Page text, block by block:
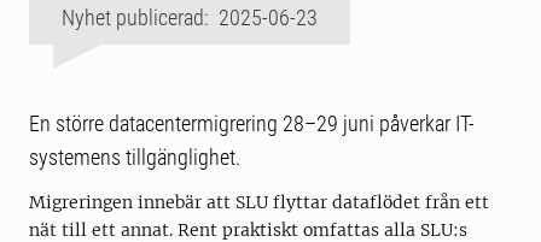
Nyhet publicerad: 2025-06-23
En större datacentermigrering 28–29 juni påverkar IT-
systemens tillgänglighet.
Migreringen innebär att SLU flyttar dataflödet från ett
nät till ett annat. Rent praktiskt omfattas alla SLU:s